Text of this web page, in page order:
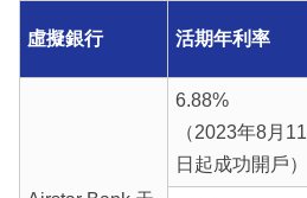
虛擬銀行 活期年利率
6.88%
（2023年8月11
日起成功開戶）